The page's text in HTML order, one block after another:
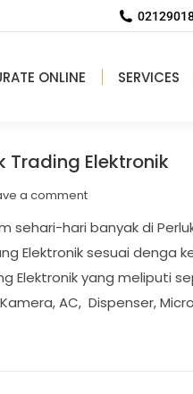
ONLINE SERVICES
Trading Elektronik
a comment
sehari-hari banyak di
Elektronik sesuai denga
yang meliputi
AC, Dispenser,